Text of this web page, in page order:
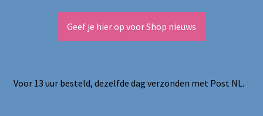
Geef je hier op voor Shop nieuws
Voor 13 uur besteld, dezelfde dag verzonden met Post NL.